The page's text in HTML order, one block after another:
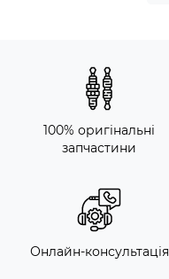
100% оригінальні
запчастини
Онлайн-консультація